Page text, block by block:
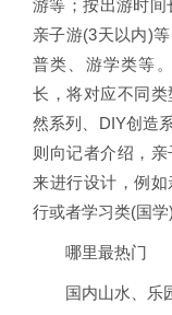
游等；按出游时
亲子游(3天以内)
普类、游学类等
长，将对应不同
然系列、DIY创造
则向记者介绍，
来进行设计，例
行或者学习类(国学
哪里最热门
国内山水、乐